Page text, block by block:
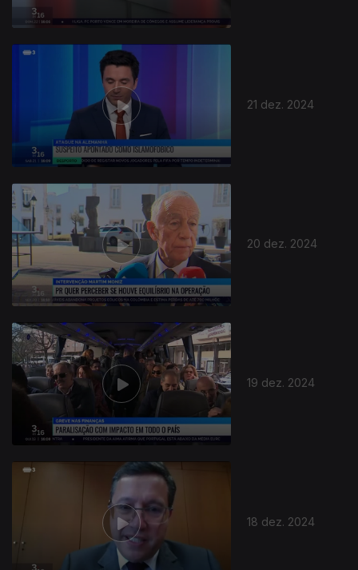
21 dez. 2024
20 dez. 2024
817644
19 dez. 2024
18 dez. 2024